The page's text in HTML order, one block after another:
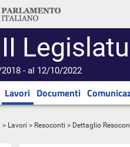
- al 12/10/2022
Lavori Documenti
> Lavori > Resoconti > Dettaglio